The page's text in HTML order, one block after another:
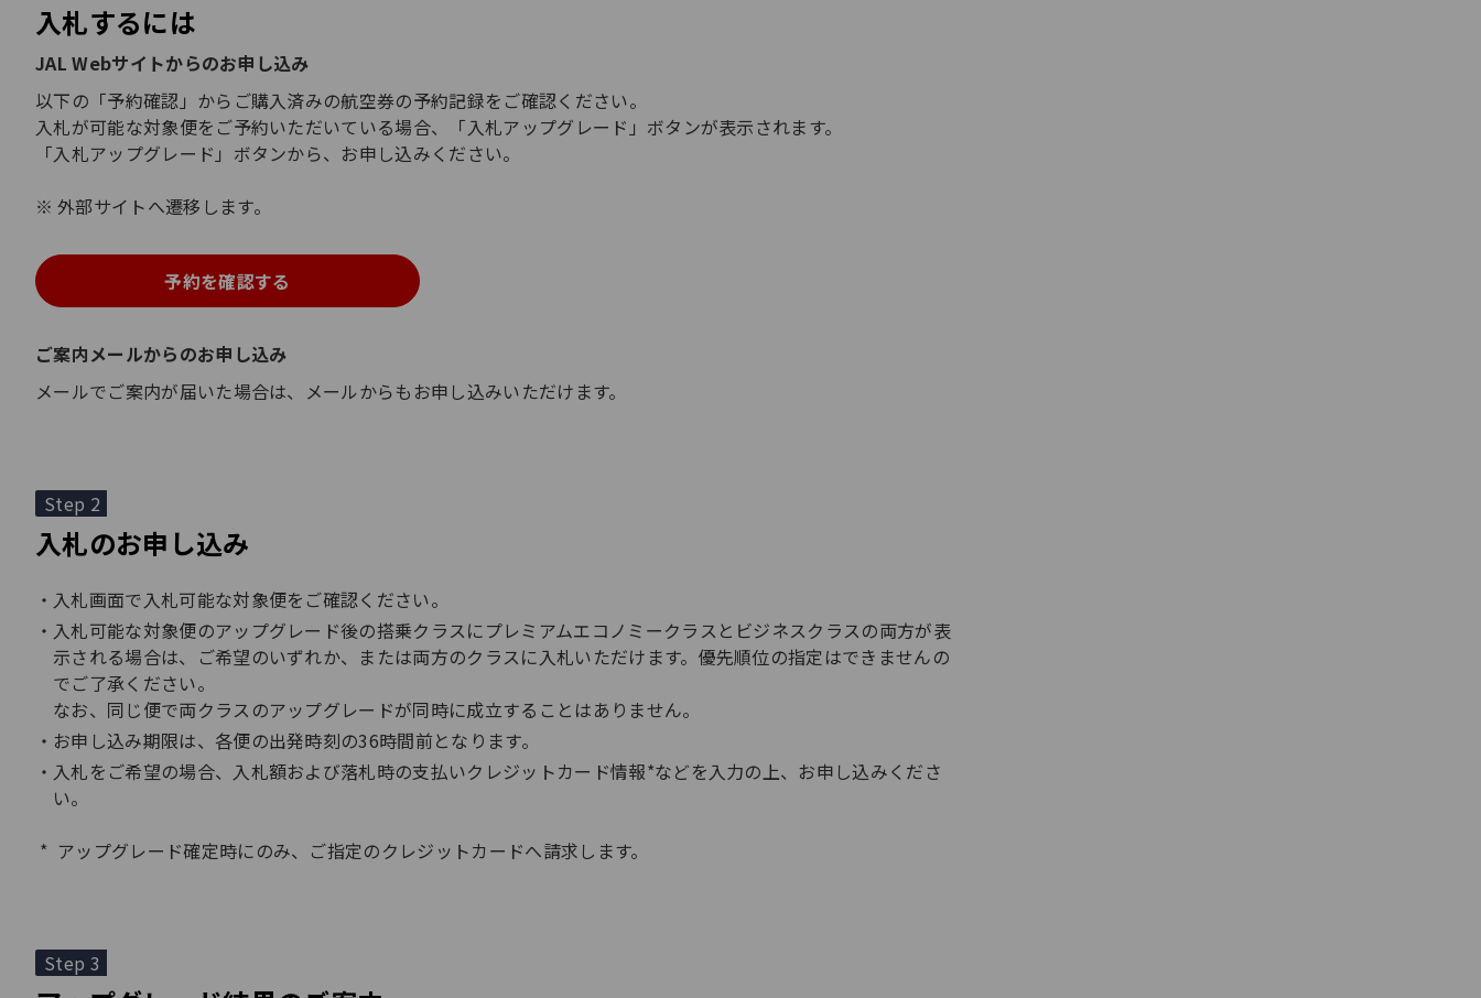
入札するには
JAL Webサイトからのお申し込み
以下の「予約確認」からご購入済みの航空券の予約記録をご確認ください。
入札が可能な対象便をご予約いただいている場合、「入札アップグレード」ボタンが表示されます。
「入札アップグレード」ボタンから、お申し込みください。
外部サイトへ遷移します。
予約を確認する
ご案内メールからのお申し込み
メールでご案内が届いた場合は、メールからもお申し込みいただけます。
Step 2
入札のお申し込み
入札画面で入札可能な対象便をご確認ください。
入札可能な対象便のアップグレード後の搭乗クラスにプレミアムエコノミークラスとビジネスクラスの両方が表
示される場合は、ご希望のいずれか、または両方のクラスに入札いただけます。優先順位の指定はできませんの
でご了承ください。
なお、同じ便で両クラスのアップグレードが同時に成立することはありません。
お申し込み期限は、各便の出発時刻の36時間前となります。
入札をご希望の場合、入札額および落札時の支払いクレジットカード情報*などを入力の上、お申し込みくださ
い。
アップグレード確定時にのみ、ご指定のクレジットカードへ請求します。
Step 3